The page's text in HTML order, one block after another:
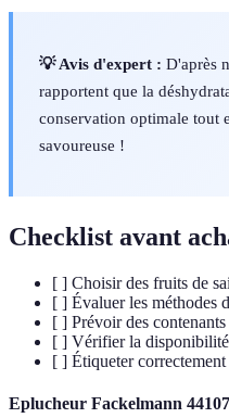
💡 Avis d'expert : D'après
rapportent que la
conservation optimale tout
savoureuse !
Checklist avant
[ ] Choisir des fruits de
[ ] Évaluer les méthodes
[ ] Prévoir des
[ ] Vérifier la
[ ] Étiqueter
Eplucheur Fackelmann 44107